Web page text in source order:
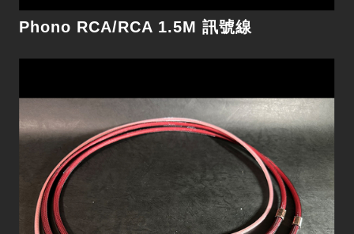
Phono RCA/RCA 1.5M 訊號線
Digital Reference XLR 1m 數位線